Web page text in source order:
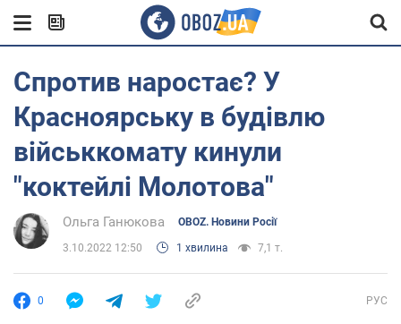
Спротив наростає? У
Красноярську в будівлю
військкомату кинули
"коктейлі Молотова"
Ольга Ганюкова OBOZ. Новини Росії
3.10.2022 12:50 1 хвилина 7,1 т.
0 РУС